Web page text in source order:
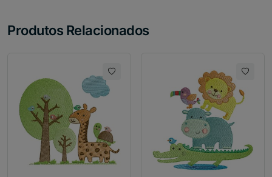
Produtos Relacionados